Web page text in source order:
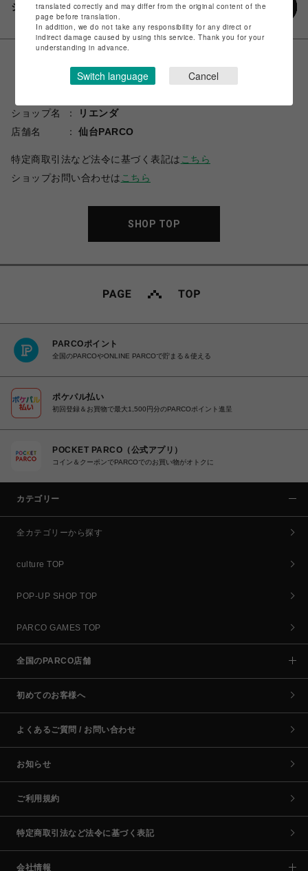
シェアする
ショップ名
リエンダ
店舗名
仙台PARCO
特定商取引法など法令に基づく表記は こちら
ショップお問い合わせは こちら
SHOP TOP
PARCOポイント
全国のPARCOやONLINE PARCOで貯まる＆使える
ポケパル払い
初回登録＆お買物で最大1,500円分のPARCOポイント進呈
POCKET PARCO（公式アプリ）
コイン＆クーポンでPARCOでのお買い物がオトクに
カテゴリー
全カテゴリーから探す
culture TOP
POP-UP SHOP TOP
PARCO GAMES TOP
全国のPARCO店舗
初めてのお客様へ
よくあるご質問 / お問い合わせ
お知らせ
ご利用規約
特定商取引法など法令に基づく表記
会社情報
translated correctly and may differ from the original content of the
page before translation.
In addition, we do not take any responsibility for any direct or
indirect damage caused by using this service. Thank you for your
understanding in advance.
Switch language Cancel